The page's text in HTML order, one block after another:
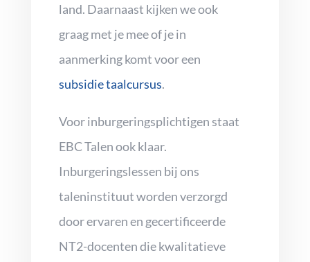
land. Daarnaast kijken we ook
graag met je mee of je in
aanmerking komt voor een
subsidie taalcursus.
Voor inburgeringsplichtigen staat
EBC Talen ook klaar.
Inburgeringslessen bij ons
taleninstituut worden verzorgd
door ervaren en gecertificeerde
NT2-docenten die kwalitatieve